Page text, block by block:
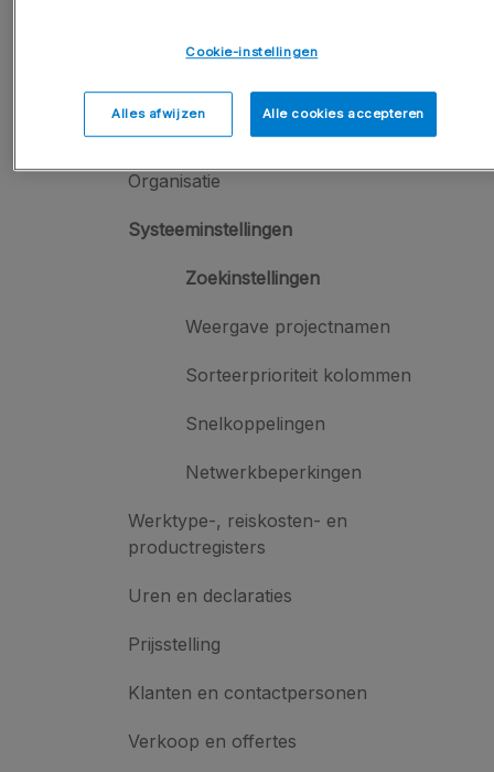
Instellingen & toestemmingen
Organisatie
Systeeminstellingen
Zoekinstellingen
Weergave projectnamen
Sorteerprioriteit kolommen
Snelkoppelingen
Netwerkbeperkingen
Werktype-, reiskosten- en
productregisters
Uren en declaraties
Prijsstelling
Klanten en contactpersonen
Verkoop en offertes
Cookie-instellingen
Alles afwijzen Alle cookies accepteren